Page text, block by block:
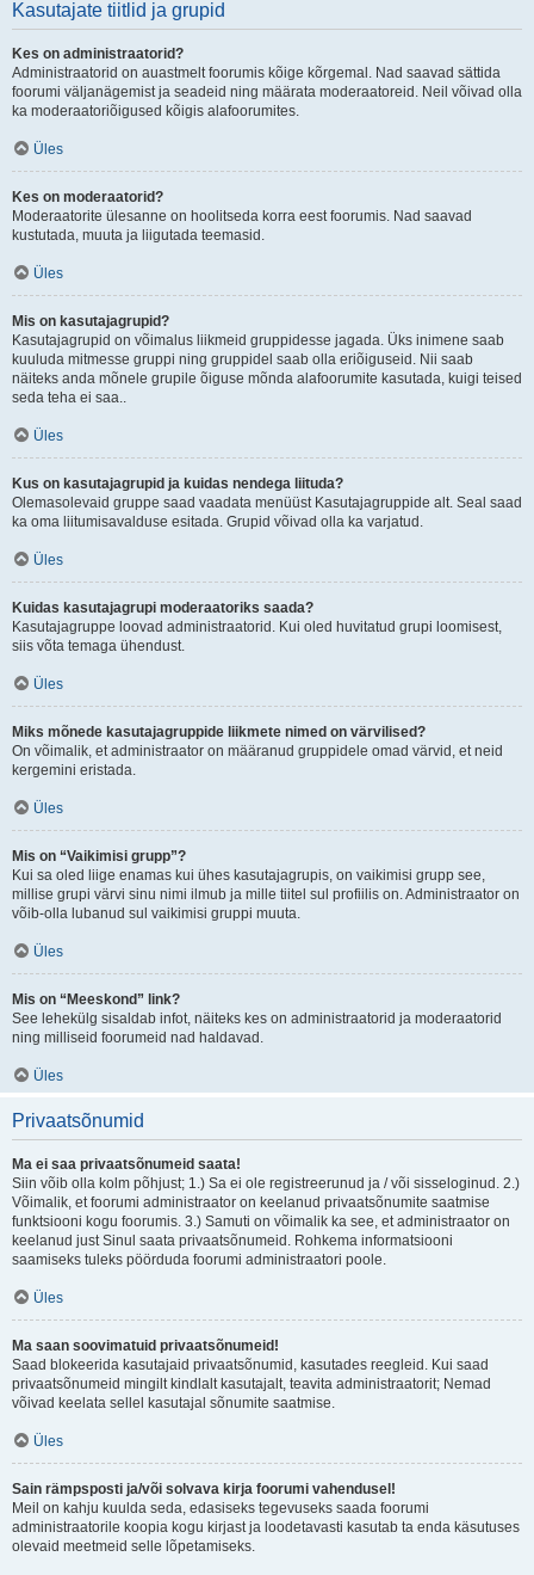
Kasutajate tiitlid ja grupid
Kes on administraatorid?
Administraatorid on auastmelt foorumis kõige kõrgemal. Nad saavad sättida
foorumi väljanägemist ja seadeid ning määrata moderaatoreid. Neil võivad olla
ka moderaatoriõigused kõigis alafoorumites.
Üles
Kes on moderaatorid?
Moderaatorite ülesanne on hoolitseda korra eest foorumis. Nad saavad
kustutada, muuta ja liigutada teemasid.
Üles
Mis on kasutajagrupid?
Kasutajagrupid on võimalus liikmeid gruppidesse jagada. Üks inimene saab
kuuluda mitmesse gruppi ning gruppidel saab olla eriõiguseid. Nii saab
näiteks anda mõnele grupile õiguse mõnda alafoorumite kasutada, kuigi teised
seda teha ei saa..
Üles
Kus on kasutajagrupid ja kuidas nendega liituda?
Olemasolevaid gruppe saad vaadata menüüst Kasutajagruppide alt. Seal saad
ka oma liitumisavalduse esitada. Grupid võivad olla ka varjatud.
Üles
Kuidas kasutajagrupi moderaatoriks saada?
Kasutajagruppe loovad administraatorid. Kui oled huvitatud grupi loomisest,
siis võta temaga ühendust.
Üles
Miks mõnede kasutajagruppide liikmete nimed on värvilised?
On võimalik, et administraator on määranud gruppidele omad värvid, et neid
kergemini eristada.
Üles
Mis on “Vaikimisi grupp”?
Kui sa oled liige enamas kui ühes kasutajagrupis, on vaikimisi grupp see,
millise grupi värvi sinu nimi ilmub ja mille tiitel sul profiilis on. Administraator on
võib-olla lubanud sul vaikimisi gruppi muuta.
Üles
Mis on “Meeskond” link?
See lehekülg sisaldab infot, näiteks kes on administraatorid ja moderaatorid
ning milliseid foorumeid nad haldavad.
Üles
Privaatsõnumid
Ma ei saa privaatsõnumeid saata!
Siin võib olla kolm põhjust; 1.) Sa ei ole registreerunud ja / või sisseloginud. 2.)
Võimalik, et foorumi administraator on keelanud privaatsõnumite saatmise
funktsiooni kogu foorumis. 3.) Samuti on võimalik ka see, et administraator on
keelanud just Sinul saata privaatsõnumeid. Rohkema informatsiooni
saamiseks tuleks pöörduda foorumi administraatori poole.
Üles
Ma saan soovimatuid privaatsõnumeid!
Saad blokeerida kasutajaid privaatsõnumid, kasutades reegleid. Kui saad
privaatsõnumeid mingilt kindlalt kasutajalt, teavita administraatorit; Nemad
võivad keelata sellel kasutajal sõnumite saatmise.
Üles
Sain rämpsposti ja/või solvava kirja foorumi vahendusel!
Meil on kahju kuulda seda, edasiseks tegevuseks saada foorumi
administraatorile koopia kogu kirjast ja loodetavasti kasutab ta enda käsutuses
olevaid meetmeid selle lõpetamiseks.